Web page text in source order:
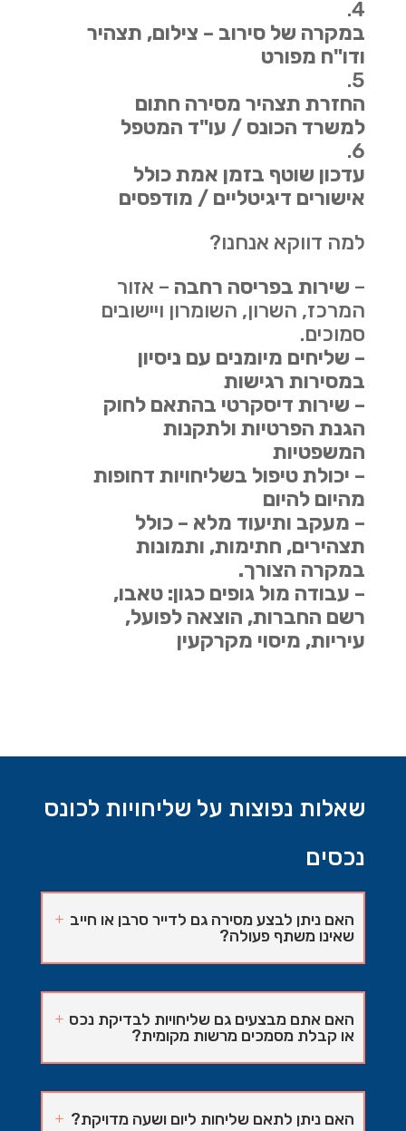
במקרה של סירוב – צילום, תצהיר
ודו"ח מפורט
החזרת תצהיר מסירה חתום
למשרד הכונס / עו"ד המטפל
עדכון שוטף בזמן אמת כולל
אישורים דיגיטליים / מודפסים
למה דווקא אנחנו?
– שירות בפריסה רחבה – אזור
המרכז, השרון, השומרון ויישובים
סמוכים.
– שליחים מיומנים עם ניסיון
במסירות רגישות
– שירות דיסקרטי בהתאם לחוק
הגנת הפרטיות ולתקנות
המשפטיות
– יכולת טיפול בשליחויות דחופות
מהיום להיום
– מעקב ותיעוד מלא – כולל
תצהירים, חתימות, ותמונות
במקרה הצורך.
– עבודה מול גופים כגון: טאבו,
רשם החברות, הוצאה לפועל,
עיריות, מיסוי מקרקעין
שאלות נפוצות על שליחויות לכונס
נכסים
האם ניתן לבצע מסירה גם לדייר סרבן או חייב
שאינו משתף פעולה?
האם אתם מבצעים גם שליחויות לבדיקת נכס
או קבלת מסמכים מרשות מקומית?
האם ניתן לתאם שליחות ליום ושעה מדויקת?